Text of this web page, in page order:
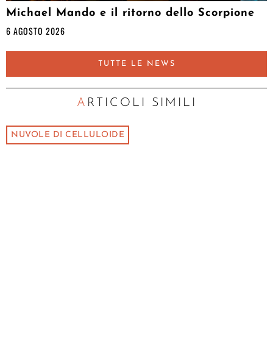
Michael Mando e il ritorno dello Scorpione
6 AGOSTO 2026
TUTTE LE NEWS
ARTICOLI SIMILI
NUVOLE DI CELLULOIDE